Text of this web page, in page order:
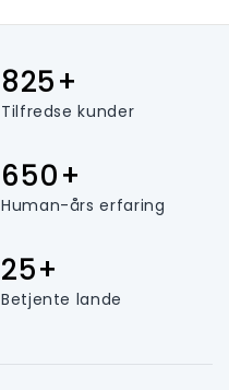
825+
Tilfredse kunder
650+
Human-års erfaring
25+
Betjente lande